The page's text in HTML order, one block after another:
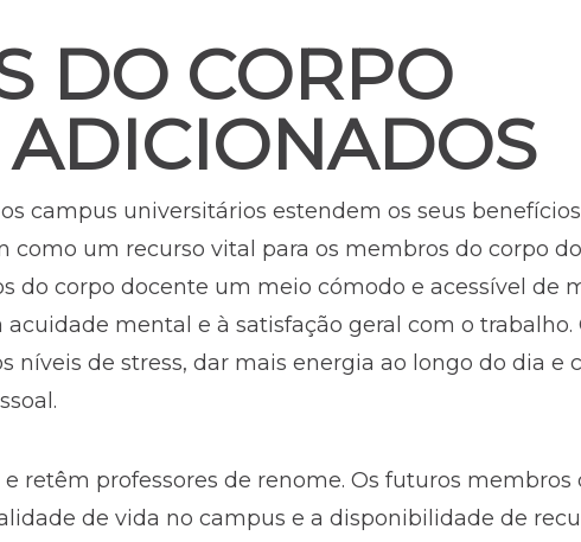
DO CORPO
campus universitários estendem os seus
um recurso vital para os membros do corpo
do corpo docente um meio cómodo e acessível de
mental e à satisfação geral com o trabalho.
níveis de stress, dar mais energia ao longo do dia e
retêm professores de renome. Os futuros membros
de vida no campus e a disponibilidade de